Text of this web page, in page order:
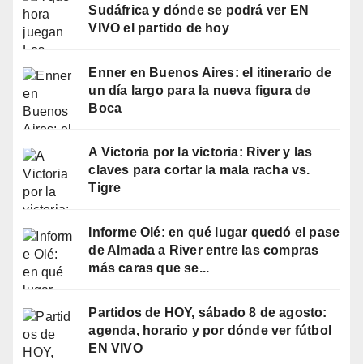
Sudáfrica y dónde se podrá ver EN
VIVO el partido de hoy
Enner en Buenos Aires: el itinerario de
un día largo para la nueva figura de
Boca
A Victoria por la victoria: River y las
claves para cortar la mala racha vs.
Tigre
Informe Olé: en qué lugar quedó el pase
de Almada a River entre las compras
más caras que se...
Partidos de HOY, sábado 8 de agosto:
agenda, horario y por dónde ver fútbol
EN VIVO